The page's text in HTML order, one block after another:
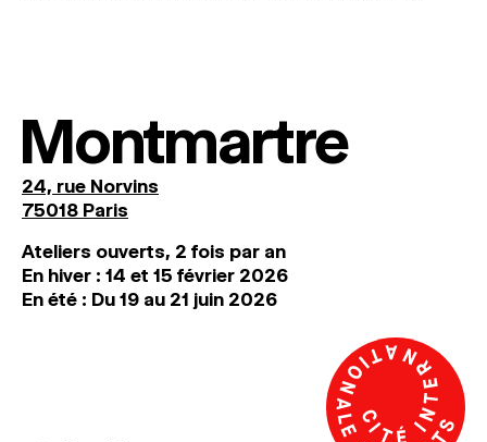
Montmartre
24, rue Norvins
75018 Paris
Ateliers ouverts, 2 fois par an
En hiver : 14 et 15 février 2026
En été : Du 19 au 21 juin 2026